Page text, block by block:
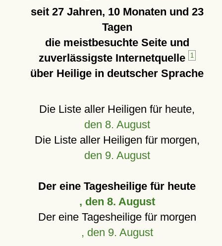
seit 27 Jahren, 10 Monaten und 23
Tagen
die meistbesuchte Seite und
zuverlässigste Internetquelle
1
über Heilige in deutscher Sprache
Die Liste aller Heiligen für heute,
den 8. August
Die Liste aller Heiligen für morgen,
den 9. August
Der eine Tagesheilige für heute
, den 8. August
Der eine Tagesheilige für morgen
, den 9. August